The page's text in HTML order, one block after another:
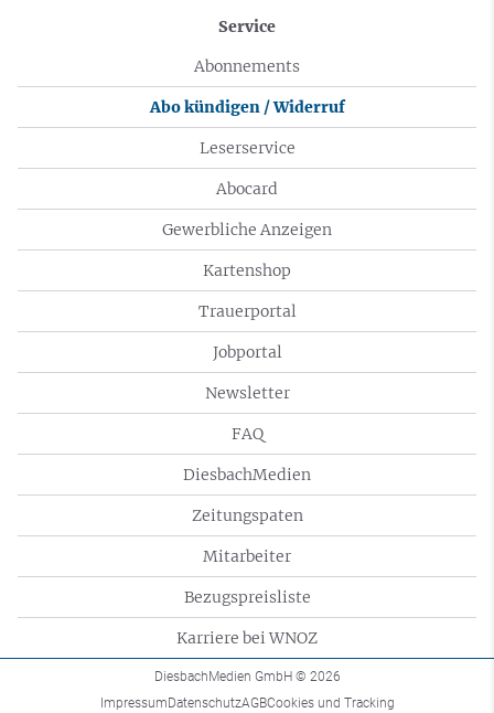
Service
Abonnements
Abo kündigen / Widerruf
Leserservice
Abocard
Gewerbliche Anzeigen
Kartenshop
Trauerportal
Jobportal
Newsletter
FAQ
DiesbachMedien
Zeitungspaten
Mitarbeiter
Bezugspreisliste
Karriere bei WNOZ
DiesbachMedien GmbH © 2026
ImpressumDatenschutzAGBCookies und Tracking